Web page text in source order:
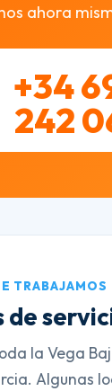
ahora
+34
242
TRABAJAMOS
de
la Vega
Algunas